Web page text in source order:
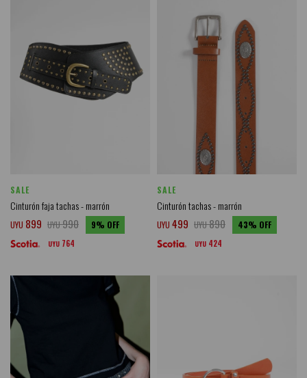
SALE
Cinturón faja tachas - marrón
UYU 899 UYU990 9
UYU 764
SALE
Cinturón tachas - marrón
UYU 499 UYU890 43
UYU 424